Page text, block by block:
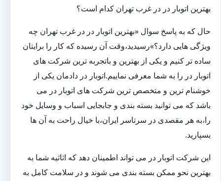
بهترین اتوبار در در غرب تهران کدام است؟
حال که به پاسخ سوال «بهترین اتوبار در در غرب تهران چه
ویژگی هایی دارد؟»رسیدید،وقت آن رسیده که کار را برایتان
ساده تر کنیم و یکی از بهترین و باتجربه ترین شرکت های
اتوبار در را به شما معرفی نماییم.اتوبار در دادمان یکی از
خوشنام ترین و متخصص ترین شرکت های اتوبار در می
باشد که می توانید بسته بندی و جابجایی اسباب و وسایل خود
را،به هر مقصدی در سرتاسر ایران،با خیال راحت به آن ها
بسپارید.
این شرکت اتوبار در می تواند اطمینان دهد که اثاثیه شما به
بهترین نحو ممکن بسته بندی می شوند و در سلامت کامل به